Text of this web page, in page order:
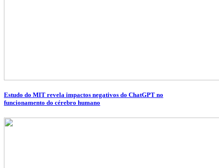
Estudo do MIT revela impactos negativos do ChatGPT no
funcionamento do cérebro humano